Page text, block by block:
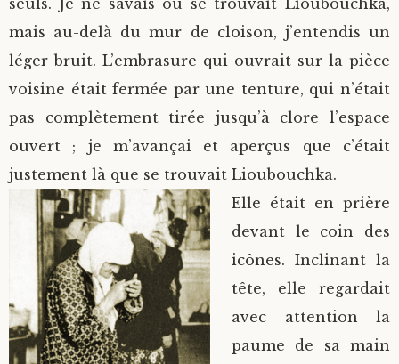
seuls. Je ne savais où se trouvait Lioubouchka,
mais au-delà du mur de cloison, j’entendis un
léger bruit. L’embrasure qui ouvrait sur la pièce
voisine était fermée par une tenture, qui n’était
pas complètement tirée jusqu’à clore l’espace
ouvert ; je m’avançai et aperçus que c’était
justement là que se trouvait Lioubouchka.
Elle était en prière
devant le coin des
icônes. Inclinant la
tête, elle regardait
avec attention la
paume de sa main